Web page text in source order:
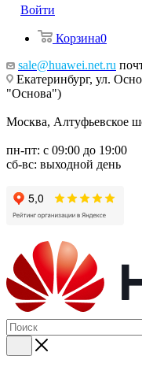
Войти
Корзина0
sale@huawei.net.ru
Екатеринбург, ул.
"Основа")
Москва, Алтуфьевское
пн-пт: с 09:00 до 19:00
сб-вс: выходной день